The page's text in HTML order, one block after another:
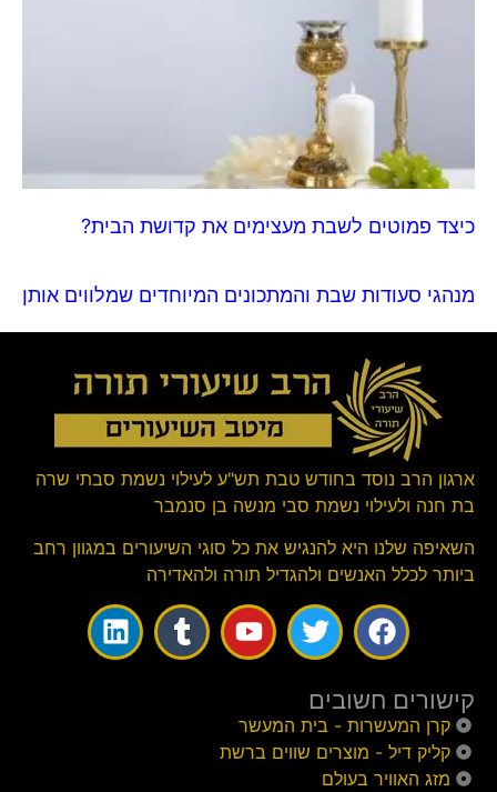
כיצד פמוטים לשבת מעצימים את קדושת הבית?
מנהגי סעודות שבת והמתכונים המיוחדים שמלווים אותן
ארגון הרב נוסד בחודש טבת תש"ע לעילוי נשמת סבתי שרה
בת חנה ולעילוי נשמת סבי מנשה בן סנמבר
השאיפה שלנו היא להנגיש את כל סוגי השיעורים במגוון רחב
ביותר לכלל האנשים ולהגדיל תורה ולהאדירה
קישורים חשובים
קרן המעשרות - בית המעשר
קליק דיל - מוצרים שווים ברשת
מזג האוויר בעולם